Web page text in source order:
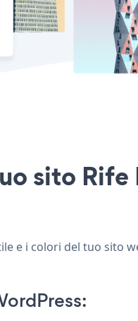
sito Rife
e i colori del tuo sito